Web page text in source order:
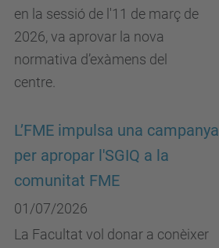
en la sessió de l'11 de març de
2026, va aprovar la nova
normativa d’exàmens del
centre.
L’FME impulsa una campanya
per apropar l'SGIQ a la
comunitat FME
01/07/2026
La Facultat vol donar a conèixer